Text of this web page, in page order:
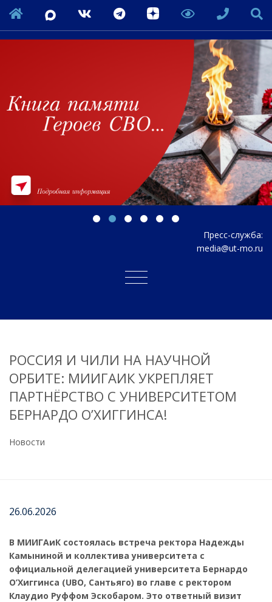
Пресс-служба:
media@ut-mo.ru
РОССИЯ И ЧИЛИ НА НАУЧНОЙ
ОРБИТЕ: МИИГАИК УКРЕПЛЯЕТ
ПАРТНЁРСТВО С УНИВЕРСИТЕТОМ
БЕРНАРДО О’ХИГГИНСА!
Новости
26.06.2026
В МИИГАиК состоялась встреча ректора Надежды
Камыниной и коллектива университета с
официальной делегацией университета Бернардо
О’Хиггинса (UBO, Сантьяго) во главе с ректором
Клаудио Руффом Эскобаром. Это ответный визит